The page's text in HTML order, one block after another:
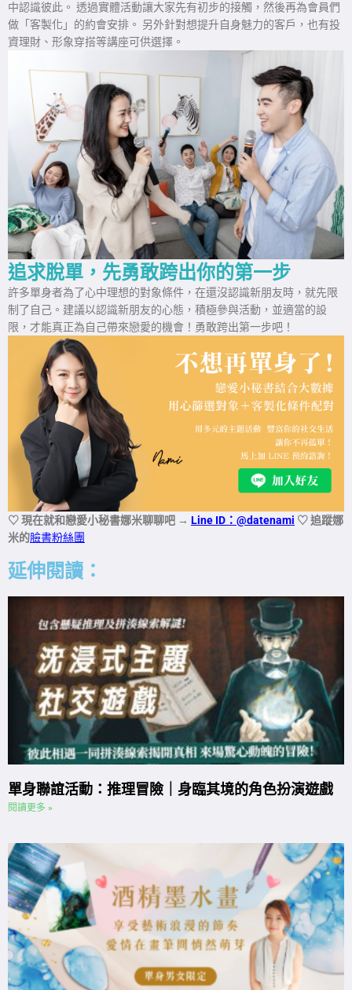
中認識彼此。 透過實體活動讓大家先有初步的接觸，然後再為會員們
做「客製化」的約會安排。 另外針對想提升自身魅力的客戶，也有投
資理財、形象穿搭等講座可供選擇。
追求脫單，先勇敢跨出你的第一步
許多單身者為了心中理想的對象條件，在還沒認識新朋友時，就先限
制了自己。建議以認識新朋友的心態，積極參與活動，並適當的設
限，才能真正為自己帶來戀愛的機會！勇敢跨出第一步吧！
♡ 現在就和戀愛小秘書娜米聊聊吧 → Line ID：@datenami ♡ 追蹤娜
米的臉書粉絲團
延伸閱讀：
單身聯誼活動：推理冒險｜身臨其境的角色扮演遊戲
閱讀更多 »